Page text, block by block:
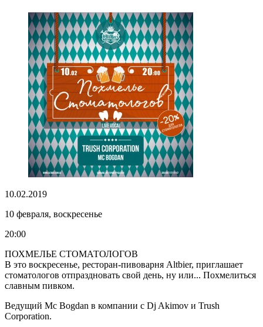
10.02.2019
10 февраля, воскресенье
20:00
ПОХМЕЛЬЕ СТОМАТОЛОГОВ
В это воскресенье, ресторан-пивоварня Altbier, приглашает
стоматологов отпраздновать свой день, ну или... Похмелиться
славным пивком.
Ведущий Mc Bogdan в компании с Dj Akimov и Trush
Corporation.